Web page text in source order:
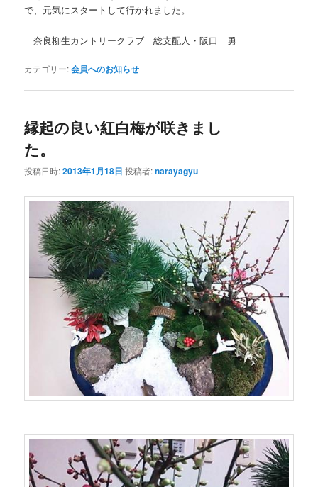
で、元気にスタートして行かれました。
奈良柳生カントリークラブ 総支配人・阪口 勇
カテゴリー:会員へのお知らせ
縁起の良い紅白梅が咲きまし
た。
投稿日時:2013年1月18日 投稿者:narayagyu